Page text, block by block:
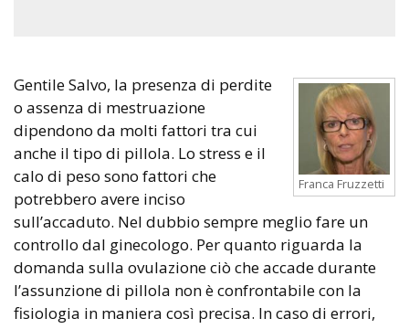
Franca Fruzzetti
Gentile Salvo, la presenza di perdite
o assenza di mestruazione
dipendono da molti fattori tra cui
anche il tipo di pillola. Lo stress e il
calo di peso sono fattori che
potrebbero avere inciso
sull’accaduto. Nel dubbio sempre meglio fare un
controllo dal ginecologo. Per quanto riguarda la
domanda sulla ovulazione ciò che accade durante
l’assunzione di pillola non è confrontabile con la
fisiologia in maniera così precisa. In caso di errori,